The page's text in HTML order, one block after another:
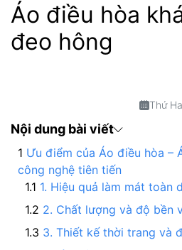
Áo điều hòa
đeo hông
Thứ
Nội dung bài viết
Ưu điểm của Áo điều hòa –
công nghệ tiên tiến
1. Hiệu quả làm mát toàn
2. Chất lượng và độ bền
3. Thiết kế thời trang và